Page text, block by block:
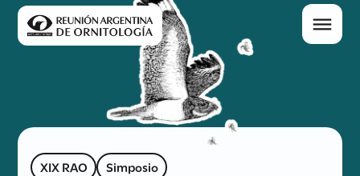
XIX RAO Simposio